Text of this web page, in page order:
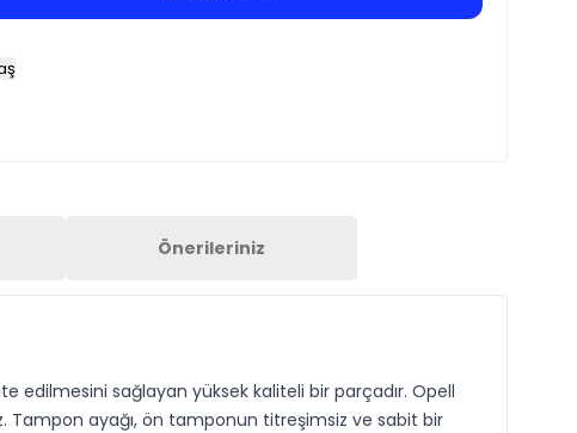
Önerileriniz
edilmesini sağlayan yüksek kaliteli bir parçadır. Opell
Tampon ayağı, ön tamponun titreşimsiz ve sabit bir